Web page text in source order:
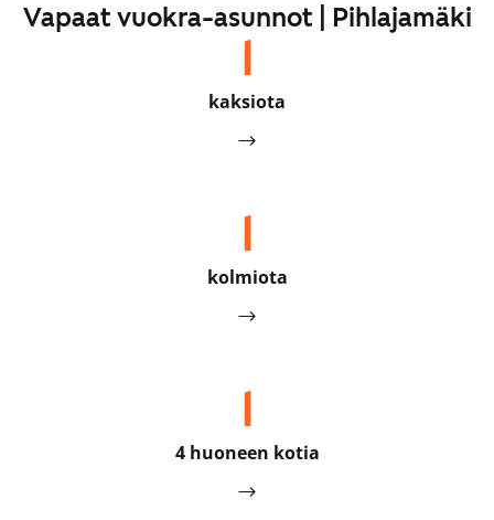
Vapaat vuokra-asunnot | Pihlajamäki
1
kaksiota
1
kolmiota
1
4 huoneen kotia